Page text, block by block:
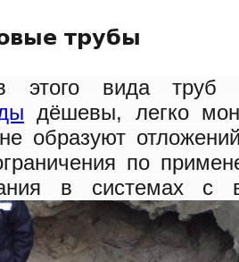
трубы
этого вида
дёшевы, легко
образуют
по
в системах с